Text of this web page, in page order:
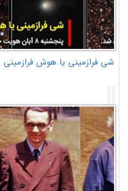
شی فرازمینی یا هوش فرازمینی